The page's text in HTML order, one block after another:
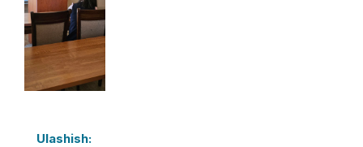
Ulashish: